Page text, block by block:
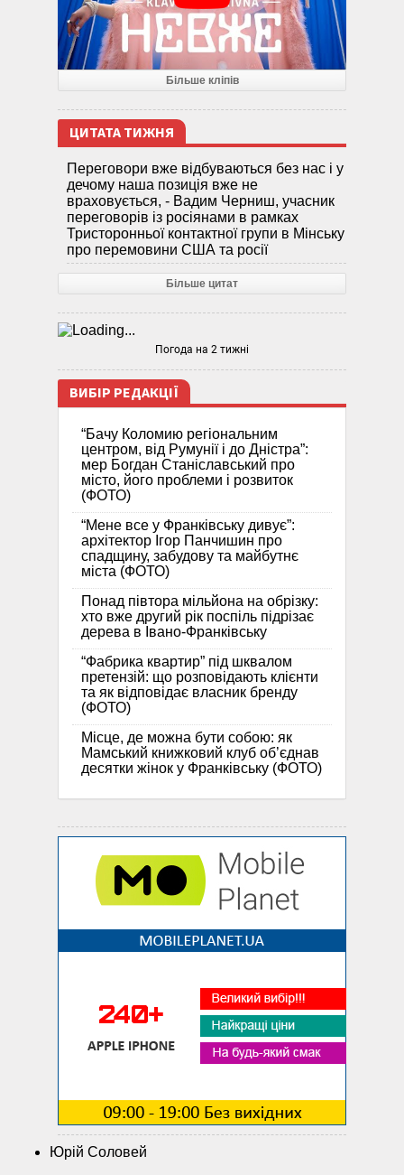
Більше кліпів
ЦИТАТА ТИЖНЯ
Переговори вже відбуваються без нас і у
дечому наша позиція вже не
враховується, - Вадим Черниш, учасник
переговорів із росіянами в рамках
Тристоронньої контактної групи в Мінську
про перемовини США та росії
Більше цитат
Погода на 2 тижні
ВИБІР РЕДАКЦІЇ
“Бачу Коломию регіональним
центром, від Румунії і до Дністра”:
мер Богдан Станіславський про
місто, його проблеми і розвиток
(ФОТО)
“Мене все у Франківську дивує”:
архітектор Ігор Панчишин про
спадщину, забудову та майбутнє
міста (ФОТО)
Понад півтора мільйона на обрізку:
хто вже другий рік поспіль підрізає
дерева в Івано-Франківську
“Фабрика квартир” під шквалом
претензій: що розповідають клієнти
та як відповідає власник бренду
(ФОТО)
Місце, де можна бути собою: як
Мамський книжковий клуб об’єднав
десятки жінок у Франківську (ФОТО)
Юрій Соловей